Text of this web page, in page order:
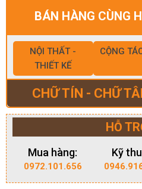
BÁN HÀNG CÙNG
NỘI THẤT -
THIẾT KẾ
CỘNG
CHỮ TÍN - CHỮ
HỖ
Mua hàng:
0972.101.656
Kỹ